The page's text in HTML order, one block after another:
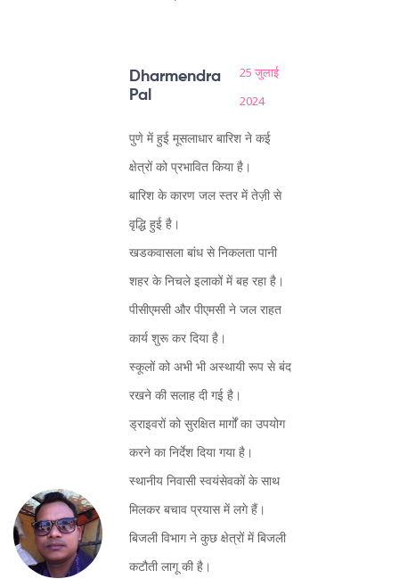
Dharmendra
Pal
25 जुलाई
2024
पुणे में हुई मूसलाधार बारिश ने कई
क्षेत्रों को प्रभावित किया है।
बारिश के कारण जल स्तर में तेज़ी से
वृद्धि हुई है।
खडकवासला बांध से निकलता पानी
शहर के निचले इलाकों में बह रहा है।
पीसीएमसी और पीएमसी ने जल राहत
कार्य शुरू कर दिया है।
स्कूलों को अभी भी अस्थायी रूप से बंद
रखने की सलाह दी गई है।
ड्राइवरों को सुरक्षित मार्गों का उपयोग
करने का निर्देश दिया गया है।
स्थानीय निवासी स्वयंसेवकों के साथ
मिलकर बचाव प्रयास में लगे हैं।
बिजली विभाग ने कुछ क्षेत्रों में बिजली
कटौती लागू की है।